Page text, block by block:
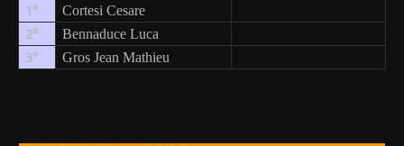
1° Cortesi Cesare
2° Bennaduce Luca
3° Gros Jean Mathieu